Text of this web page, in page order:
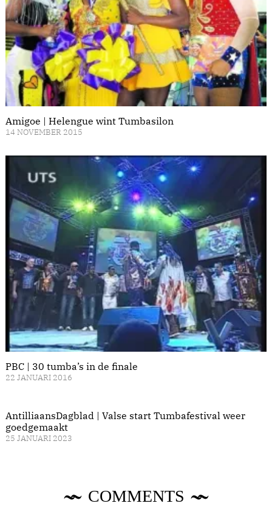
Amigoe | Helengue wint Tumbasilon
14 NOVEMBER 2015
PBC | 30 tumba’s in de finale
22 JANUARI 2016
AntilliaansDagblad | Valse start Tumbafestival weer
goedgemaakt
25 JANUARI 2023
COMMENTS